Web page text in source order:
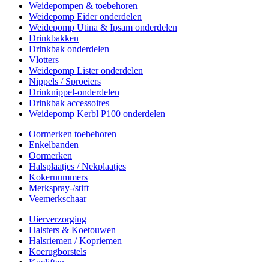
Weidepompen & toebehoren
Weidepomp Eider onderdelen
Weidepomp Utina & Ipsam onderdelen
Drinkbakken
Drinkbak onderdelen
Vlotters
Weidepomp Lister onderdelen
Nippels / Sproeiers
Drinknippel-onderdelen
Drinkbak accessoires
Weidepomp Kerbl P100 onderdelen
Oormerken toebehoren
Enkelbanden
Oormerken
Halsplaatjes / Nekplaatjes
Kokernummers
Merkspray-/stift
Veemerkschaar
Uierverzorging
Halsters & Koetouwen
Halsriemen / Kopriemen
Koerugborstels